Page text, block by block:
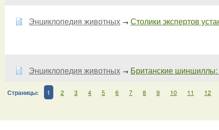
Энциклопедия животных → Столики экспертов
Энциклопедия животных → Британские шиншиллы:
Страницы: 1 2 3 4 5 6 7 8 9 10 11 12